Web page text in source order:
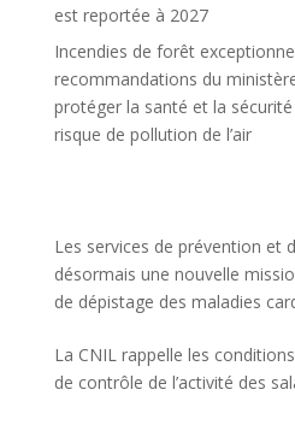
est reportée à 2027
Incendies de forêt
recommandations du
protéger la santé et la
risque de pollution de l’air
Les services de prévention et
désormais une nouvelle
de dépistage des maladies
La CNIL rappelle les
de contrôle de l’activité des